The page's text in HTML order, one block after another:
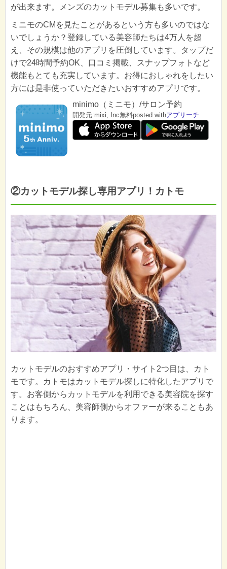
が出来ます。メンズのカットモデル募集も多いです。
ミニモのCMを見たことがあるという方も多いのではな
いでしょうか？登録している美容師たちは4万人を超
え、その規模は他のアプリを圧倒しています。タップだ
けで24時間予約OK、口コミ掲載、スナップフォトなど
機能もとても充実しています。お得におしゃれをしたい
方には是非使っていただきたいおすすめアプリです。
minimo（ミニモ）/サロン予約
開発元:mixi, Inc無料posted withアプリーチ
②カットモデル探し専用アプリ！カトモ
カットモデルのおすすめアプリ・サイト2つ目は、カト
モです。カトモはカットモデル探しに特化したアプリで
す。お客側からカットモデルを利用できる美容院を探す
ことはもちろん、美容師側からオファーが来ることもあ
ります。